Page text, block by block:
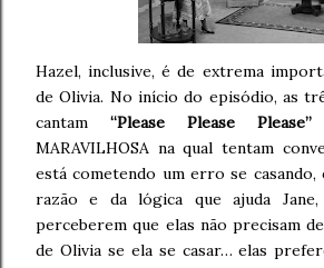
Hazel, inclusive, é de extrema
de Olivia. No início do episódio, as
cantam “Please Please Please”
MARAVILHOSA na qual tentam
está cometendo um erro se casando,
razão e da lógica que ajuda
perceberem que elas não precisam
de Olivia se ela se casar… elas